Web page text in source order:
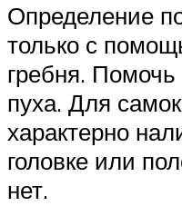
Определение
только с
гребня.
пуха. Для
характерно
головке или
нет.